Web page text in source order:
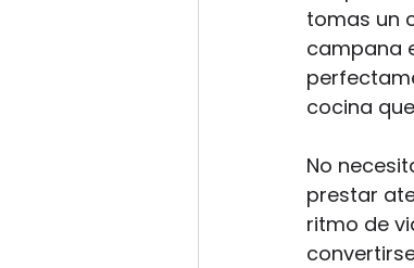
tomas un
campana
cocina
No
prestar
ritmo de